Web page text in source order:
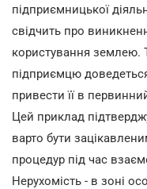
підприємницької
свідчить про
користування землею.
підприємцю
привести її в
Цей приклад
варто бути
процедур під час
Нерухомість - в зоні